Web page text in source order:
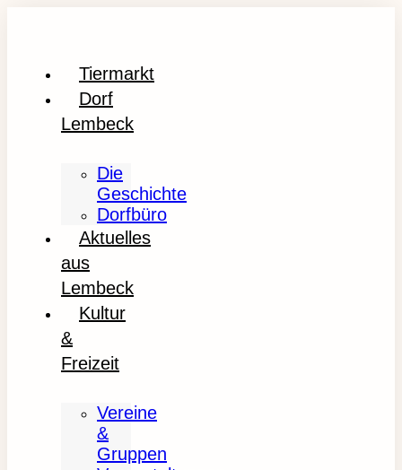
Tiermarkt
Dorf
Lembeck
Die
Geschichte
Dorfbüro
Aktuelles
aus
Lembeck
Kultur
&
Freizeit
Vereine
&
Gruppen